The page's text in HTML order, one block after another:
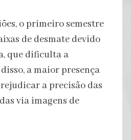
o primeiro semestre
de desmate devido
que dificulta a
a maior presença
a precisão das
via imagens de